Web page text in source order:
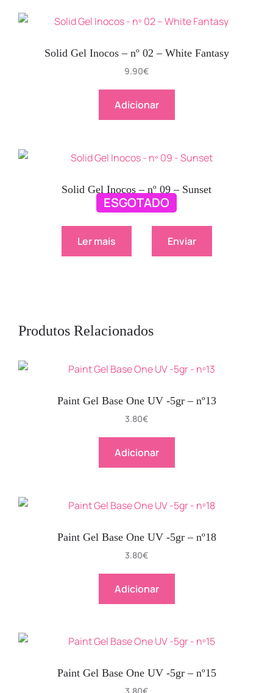
Solid Gel Inocos – nº 02 – White Fantasy
9.90€
Adicionar
ESGOTADO
Solid Gel Inocos – nº 09 – Sunset
9.90 €
Ler mais Enviar
Produtos Relacionados
Paint Gel Base One UV -5gr – nº13
3.80€
Adicionar
Paint Gel Base One UV -5gr – nº18
3.80€
Adicionar
Paint Gel Base One UV -5gr – nº15